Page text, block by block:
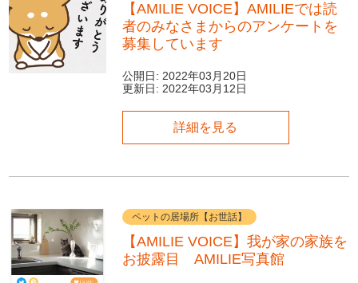
【AMILIE VOICE】AMILIEでは読
者のみなさまからのアンケートを
募集しています
公開日: 2022年03月20日
更新日: 2022年03月12日
詳細を見る
ペットの居場所【お世話】
【AMILIE VOICE】我が家の家族を
お披露目 AMILIE写真館